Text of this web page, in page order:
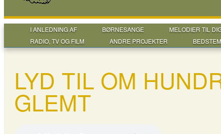
I ANLEDNING AF BØRNESANGE
MELODIER TIL
RADIO, TV OG FILM
ANDRE PROJEKTER
LYD TIL OM
GLEMT